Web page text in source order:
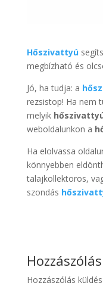
Hőszivattyú
megbízható és
Jó, ha tudja: a
rezsistop! Ha nem
melyik
weboldalunkon a
Ha elolvassa
könnyebben
talajkollektoros,
szondás
Hozzászólás